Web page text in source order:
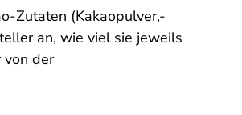
Zutaten (Kakaopulver,-
an, wie viel sie jeweils
von der